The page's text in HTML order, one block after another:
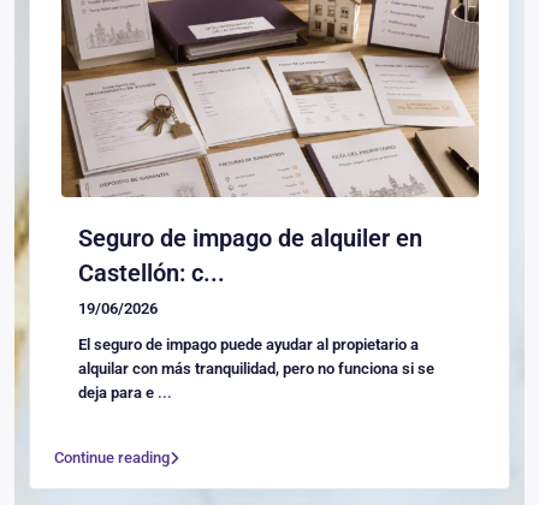
Seguro de impago de alquiler en
Castellón: c...
19/06/2026
El seguro de impago puede ayudar al propietario a
alquilar con más tranquilidad, pero no funciona si se
deja para e ...
Continue reading